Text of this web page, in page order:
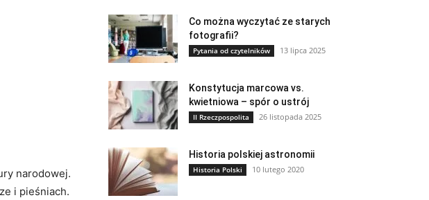
narodowej.
i pieśniach.
Co można wyczytać ze starych
fotografii?
Pytania od czytelników 13 lipca 2025
Konstytucja marcowa vs.
kwietniowa – spór o ustrój
II Rzeczpospolita 26 listopada 2025
Historia polskiej astronomii
Historia Polski 10 lutego 2020